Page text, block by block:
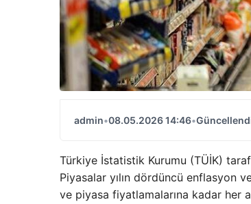
admin•08.05.2026 14:46•
Türkiye İstatistik Kurumu (TÜİK)
Piyasalar yılın dördüncü enflasyon
ve piyasa fiyatlamalarına kadar her